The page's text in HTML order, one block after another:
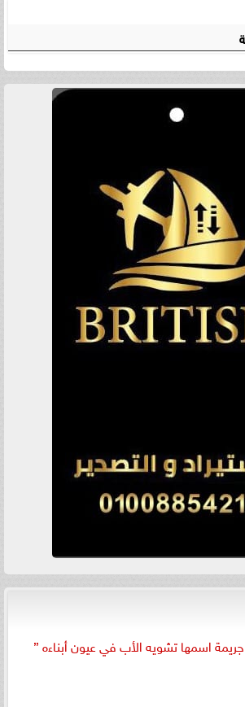
اسمها تشويه الأب في عيون أبناءه ”